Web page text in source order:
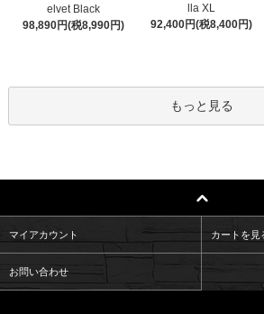
elvet Black
98,890円(税8,990円)
lla XL
92,400円(税8,400円)
もっと見る
マイアカウント カートを見
お問い合わせ